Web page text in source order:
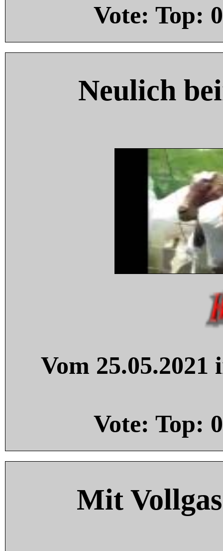
Vote: Top: 0
Neulich
Vom
Vote: Top: 0
Mit